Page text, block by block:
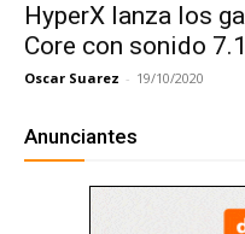
HyperX lanza los
Core con sonido 7.1
Oscar Suarez - 19/10/2020
Anunciantes